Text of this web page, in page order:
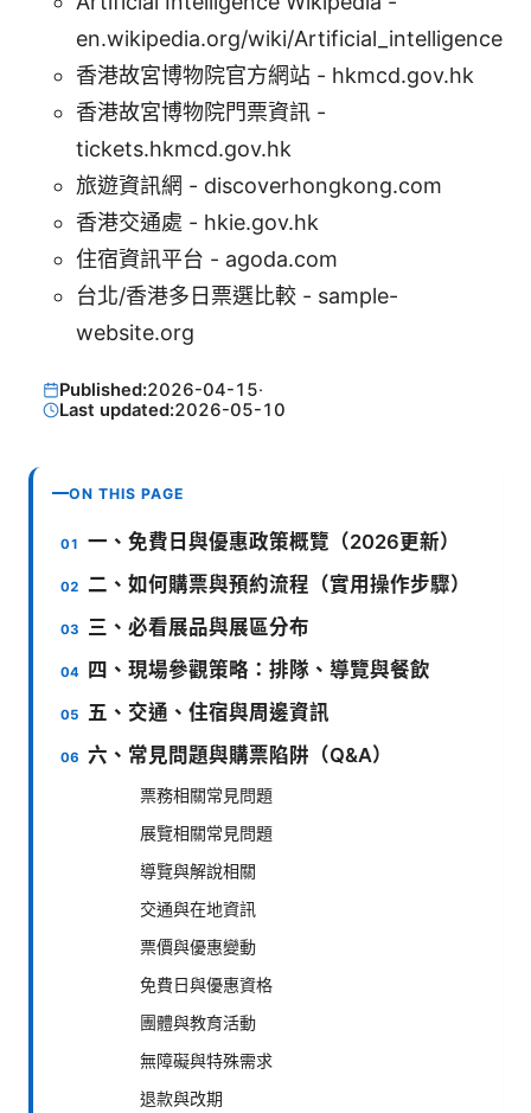
en.wikipedia.org/wiki/Artificial_intelligence
香港故宮博物院官方網站 - hkmcd.gov.hk
香港故宮博物院門票資訊 -
tickets.hkmcd.gov.hk
旅遊資訊網 - discoverhongkong.com
香港交通處 - hkie.gov.hk
住宿資訊平台 - agoda.com
台北/香港多日票選比較 - sample-
website.org
Published:2026-04-15·
Last updated:2026-05-10
ON THIS PAGE
一、免費日與優惠政策概覽（2026更新）
二、如何購票與預約流程（實用操作步驟）
三、必看展品與展區分布
四、現場參觀策略：排隊、導覽與餐飲
五、交通、住宿與周邊資訊
六、常見問題與購票陷阱（Q&A）
票務相關常見問題
展覽相關常見問題
導覽與解說相關
交通與在地資訊
票價與優惠變動
免費日與優惠資格
團體與教育活動
無障礙與特殊需求
退款與改期